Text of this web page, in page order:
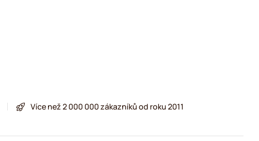
Více než 2 000 000 zákazníků od roku 2011